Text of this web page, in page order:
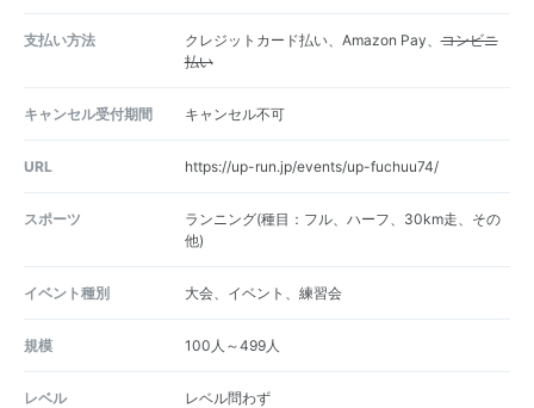
支払い方法 クレジットカード払い、Amazon Pay、コンビニ
払い
キャンセル受付期間 キャンセル不可
URL https://up-run.jp/events/up-fuchuu74/
スポーツ
ランニング(種目：フル、ハーフ、30km走、その
他)
イベント種別 大会、イベント、練習会
規模 100人～499人
レベル レベル問わず